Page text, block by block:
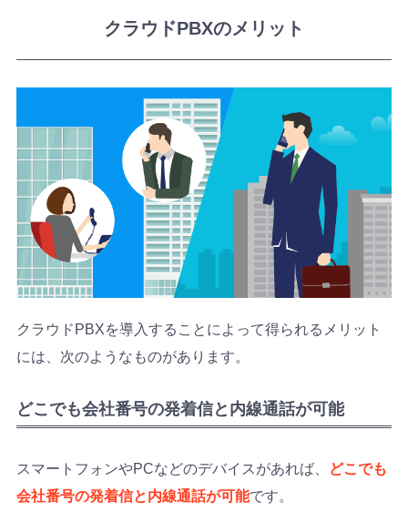
クラウドPBXのメリット
クラウドPBXを導入することによって得られるメリット
には、次のようなものがあります。
どこでも会社番号の発着信と内線通話が可能
スマートフォンやPCなどのデバイスがあれば、
どこでも
会社番号の発着信と内線通話が可能です。